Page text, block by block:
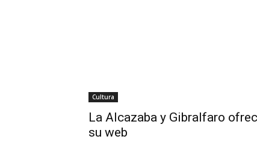
Cultura
La Alcazaba y Gibralfaro
su web